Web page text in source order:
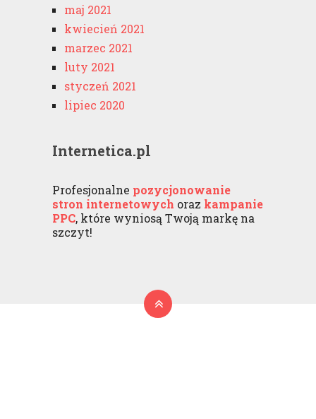
maj 2021
kwiecień 2021
marzec 2021
luty 2021
styczeń 2021
lipiec 2020
Internetica.pl
Profesjonalne pozycjonowanie
stron internetowych oraz kampanie
PPC, które wyniosą Twoją markę na
szczyt!